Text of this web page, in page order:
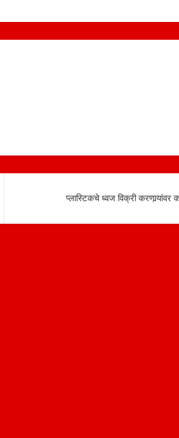
प्लास्टिकचे ध्वज विक्री करणार्‍यांवर